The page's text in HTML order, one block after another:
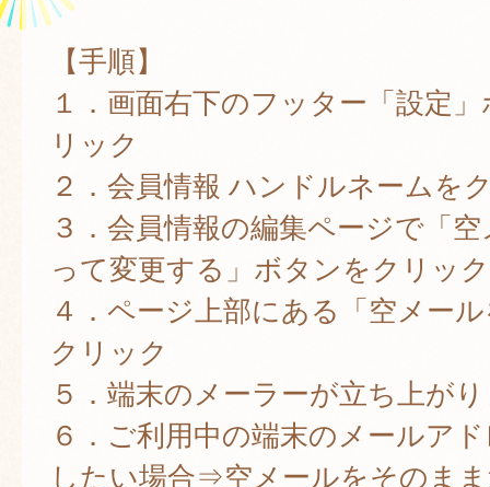
【手順】
１．画面右下のフッター「設定
リック
２．会員情報 ハンドルネームを
３．会員情報の編集ページで「
って変更する」ボタンをクリック
４．ページ上部にある「空メー
クリック
５．端末のメーラーが立ち上が
６．ご利用中の端末のメールア
したい場合⇒空メールをそのま